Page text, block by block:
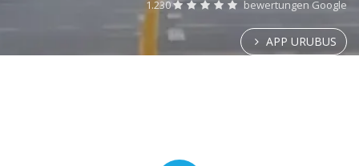
1.230
bewertungen Google
APP URUBUS